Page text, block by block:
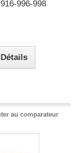
996-998
Détails
au comparateur